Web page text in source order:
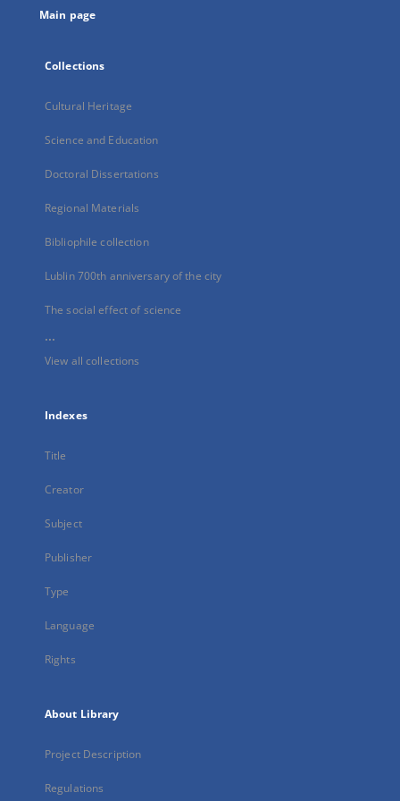
Main page
Collections
Cultural Heritage
Science and Education
Doctoral Dissertations
Regional Materials
Bibliophile collection
Lublin 700th anniversary of the city
The social effect of science
...
View all collections
Indexes
Title
Creator
Subject
Publisher
Type
Language
Rights
About Library
Project Description
Regulations